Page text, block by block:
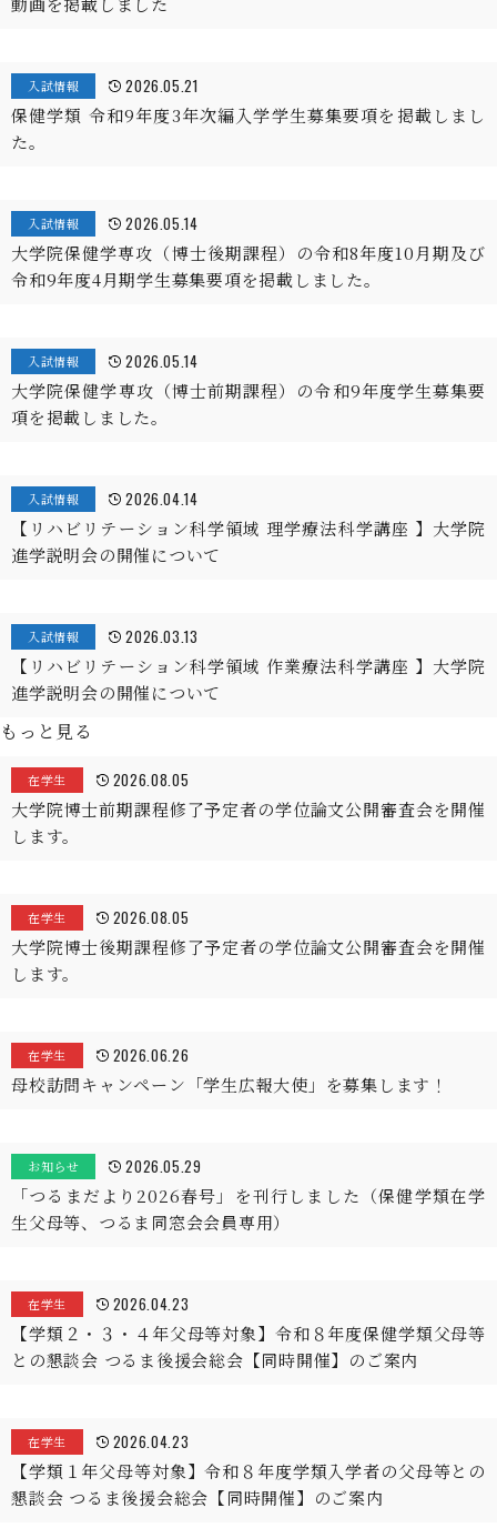
入試情報 2026.05.21
保健学類 令和9年度3年次編入学学生募集要項を掲載しまし
た。
入試情報 2026.05.14
大学院保健学専攻（博士後期課程）の令和8年度10月期及び
令和9年度4月期学生募集要項を掲載しました。
入試情報 2026.05.14
大学院保健学専攻（博士前期課程）の令和9年度学生募集要
項を掲載しました。
入試情報 2026.04.14
【リハビリテーション科学領域 理学療法科学講座 】大学院
進学説明会の開催について
入試情報 2026.03.13
【リハビリテーション科学領域 作業療法科学講座 】大学院
進学説明会の開催について
もっと見る
在学生 2026.08.05
大学院博士前期課程修了予定者の学位論文公開審査会を開催
します。
在学生 2026.08.05
大学院博士後期課程修了予定者の学位論文公開審査会を開催
します。
在学生 2026.06.26
母校訪問キャンペーン「学生広報大使」を募集します！
お知らせ 2026.05.29
「つるまだより2026春号」を刊行しました（保健学類在学
生父母等、つるま同窓会会員専用）
在学生 2026.04.23
【学類２・３・４年父母等対象】令和８年度保健学類父母等
との懇談会 つるま後援会総会【同時開催】のご案内
在学生 2026.04.23
【学類１年父母等対象】令和８年度学類入学者の父母等との
懇談会 つるま後援会総会【同時開催】のご案内